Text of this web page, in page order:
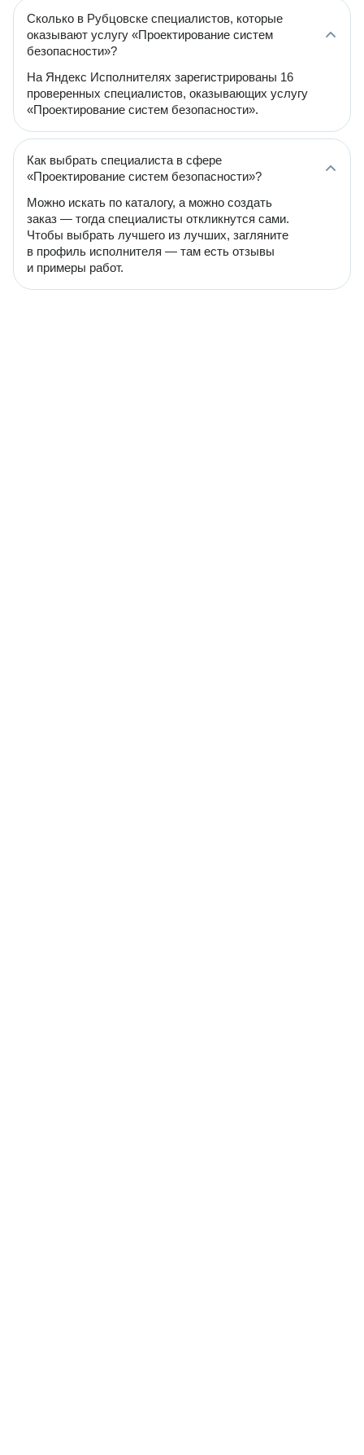
Сколько в Рубцовске специалистов, которые
оказывают услугу «Проектирование систем
безопасности»?
На Яндекс Исполнителях зарегистрированы 16
проверенных специалистов, оказывающих услугу
«Проектирование систем безопасности».
Как выбрать специалиста в сфере
«Проектирование систем безопасности»?
Можно искать по каталогу, а можно создать
заказ — тогда специалисты откликнутся сами.
Чтобы выбрать лучшего из лучших, загляните
в профиль исполнителя — там есть отзывы
и примеры работ.